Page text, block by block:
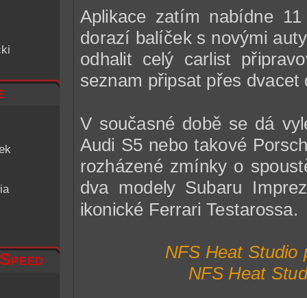
Aplikace zatím nabídne
dorazí balíček s novými
odhalit celý carlist
seznam připsat přes dvacet
V současné době se dá
Audi S5 nebo takové
rozházené zmínky o
dva modely Subaru
ikonické Ferrari Testarossa.
NFS Heat Studio
NFS Heat